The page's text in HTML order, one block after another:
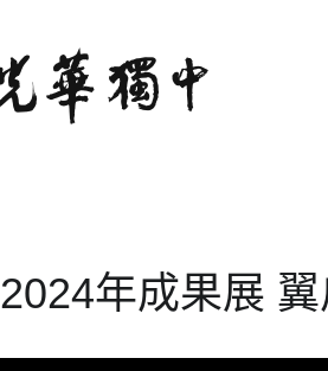
2024年成果展